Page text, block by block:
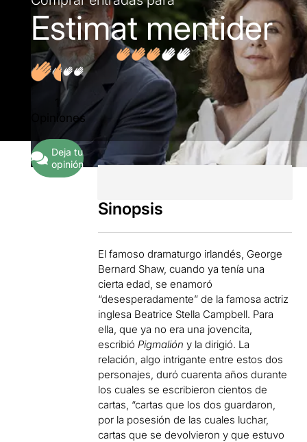
Estimat mentider
Opiniones
Deja tu
opinión
Sinopsis
El famoso dramaturgo irlandés, George
Bernard Shaw, cuando ya tenía una
cierta edad, se enamoró
“desesperadamente” de la famosa actriz
inglesa Beatrice Stella Campbell. Para
ella, que ya no era una jovencita,
escribió Pigmalión y la dirigió. La
relación, algo intrigante entre estos dos
personajes, duró cuarenta años durante
los cuales se escribieron cientos de
cartas, “cartas que los dos guardaron,
por la posesión de las cuales luchar,
cartas que se devolvieron y que estuvo